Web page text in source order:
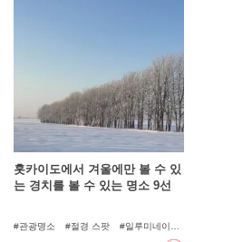
홋카이도에서 겨울에만 볼 수 있
는 경치를 볼 수 있는 명소 9선
관광명소 절경 스팟
일루미네이